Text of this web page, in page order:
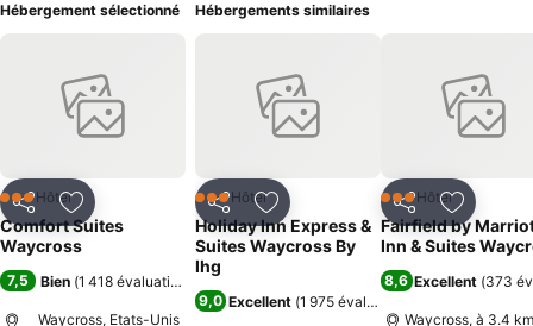
Hébergement sélectionné
PartagerAjouter à mes favoris
3 ÉtoilesHôtel
Comfort Suites
Waycross
7,5 Bien (1 418 évaluations
Waycross, Etats-Unis
Hébergements similaires
PartagerAjouter à mes favoris
3 ÉtoilesHôtel
Holiday Inn Express &
Suites Waycross By
Ihg
9,0 Excellent (1 975 évaluations
PartagerAjouter
3 ÉtoilesHôtel
Fairfield by
Inn & Suites
8,6 Excellent (373
Waycross, à 3.4